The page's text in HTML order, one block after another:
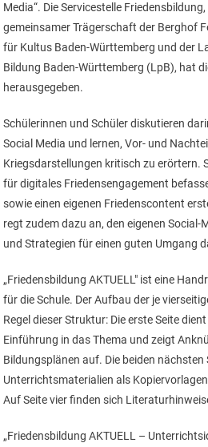
Media“. Die Servicestelle
gemeinsamer Trägerschaft der Berghof
für Kultus Baden-Württemberg und der
Bildung Baden-Württemberg (LpB), hat
herausgegeben.
Schülerinnen und Schüler diskutieren
Social Media und lernen, Vor- und
Kriegsdarstellungen kritisch zu erörtern.
für digitales Friedensengagement
sowie einen eigenen Friedenscontent
regt zudem dazu an, den eigenen Social-
und Strategien für einen guten Umgang
„Friedensbildung AKTUELL" ist eine
für die Schule. Der Aufbau der je
Regel dieser Struktur: Die erste Seite
Einführung in das Thema und zeigt
Bildungsplänen auf. Die beiden nächsten
Unterrichtsmaterialien als
Auf Seite vier finden sich
„Friedensbildung AKTUELL –